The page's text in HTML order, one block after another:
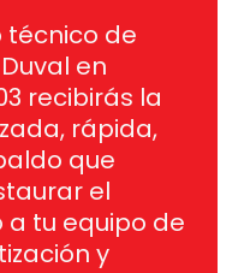
técnico de
en
recibirás la
rápida,
que
el
tu equipo de
y